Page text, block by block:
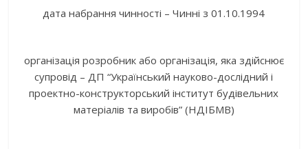
дата набрання чинності – Чинні з 01.10.1994
організація розробник або організація, яка здійснює
супровід – ДП “Український науково-дослідний і
проектно-конструкторський інститут будівельних
матеріалів та виробів” (НДІБМВ)